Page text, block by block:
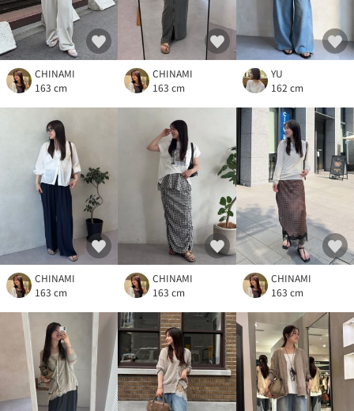
CHINAMI
163 cm
CHINAMI
163 cm
YU
162 cm
CHINAMI
163 cm
CHINAMI
163 cm
CHINAMI
163 cm